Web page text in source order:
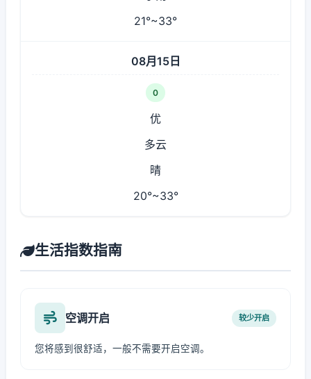
21°~33°
08月15日
0
优
多云
晴
20°~33°
生活指数指南
空调开启 较少开启
您将感到很舒适，一般不需要开启空调。